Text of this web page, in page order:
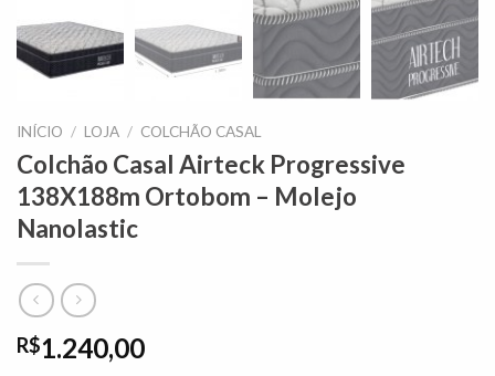
INÍCIO / LOJA / COLCHÃO CASAL
Colchão Casal Airteck Progressive
138X188m Ortobom – Molejo
Nanolastic
R$1.240,00